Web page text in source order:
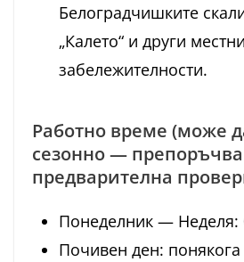
Белоградчишките
„Калето“ и други местни
забележителности.
Работно време (може
сезонно — препоръчва
предварителна
Понеделник — Неделя:
Почивен ден: